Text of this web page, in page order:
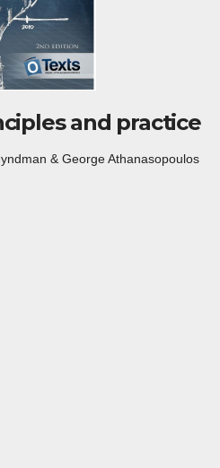
and practice
& George Athanasopoulos